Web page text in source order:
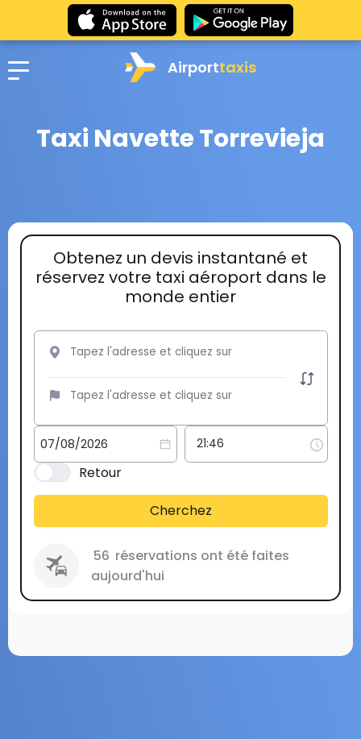
Airporttaxis
Taxi Navette Torrevieja
Obtenez un devis instantané et
réservez votre taxi aéroport dans le
monde entier
Retour
Cherchez
56 réservations ont été faites
aujourd'hui